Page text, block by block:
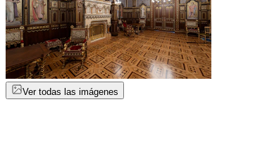
Ver todas las imágenes